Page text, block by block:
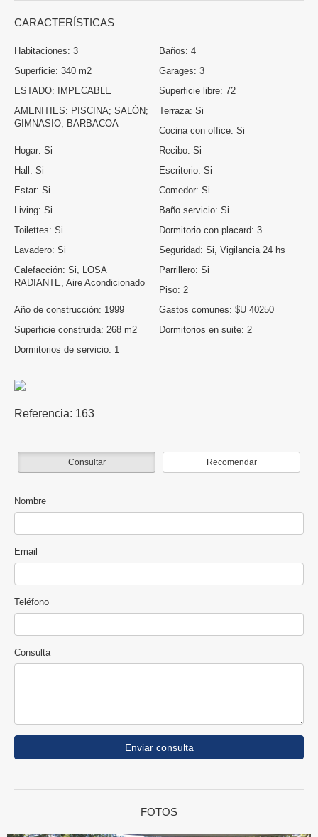
CARACTERÍSTICAS
Habitaciones: 3 Baños: 4
Superficie: 340 m2 Garages: 3
ESTADO: IMPECABLE Superficie libre: 72
AMENITIES: PISCINA; SALÓN;
GIMNASIO; BARBACOA
Terraza: Si
Cocina con office: Si
Hogar: Si Recibo: Si
Hall: Si Escritorio: Si
Estar: Si Comedor: Si
Living: Si Baño servicio: Si
Toilettes: Si Dormitorio con placard: 3
Lavadero: Si Seguridad: Si, Vigilancia 24 hs
Calefacción: Si, LOSA
RADIANTE, Aire Acondicionado
Parrillero: Si
Piso: 2
Año de construcción: 1999 Gastos comunes: $U 40250
Superficie construida: 268 m2 Dormitorios en suite: 2
Dormitorios de servicio: 1
Referencia: 163
Consultar Recomendar
Nombre
Email
Teléfono
Consulta
Enviar consulta
FOTOS